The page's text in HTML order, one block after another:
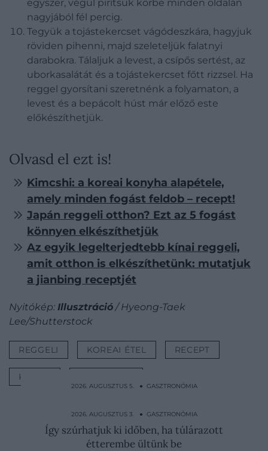
egyszer, végül pirítsuk körbe minden oldalán
nagyjából fél percig.
Tegyük a tojástekercset vágódeszkára, hagyjuk
röviden pihenni, majd szeleteljük falatnyi
darabokra. Tálaljuk a levest, a csípős sertést, az
uborkasalátát és a tojástekercset főtt rizzsel. Ha
reggel gyorsítani szeretnénk a folyamaton, a
levest és a bepácolt húst már előző este
előkészíthetjük.
Olvasd el ezt is!
Kimcshi: a koreai konyha alapétele,
amely minden fogást feldob – recept!
Japán reggeli otthon? Ezt az 5 fogást
könnyen elkészíthetjük
Az egyik legelterjedtebb kínai reggeli,
amit otthon is elkészíthetünk: mutatjuk
a jianbing receptjét
Nyitókép: Illusztráció / Hyeong-Taek
Lee/Shutterstock
REGGELI KOREAI ÉTEL RECEPT
KOREA
2026. AUGUSZTUS 5. ● GASZTRONÓMIA
minden, csak nem wasabi
2026. AUGUSZTUS 3. ● GASZTRONÓMIA
Így szúrhatjuk ki időben, ha túlárazott
étterembe ültünk be